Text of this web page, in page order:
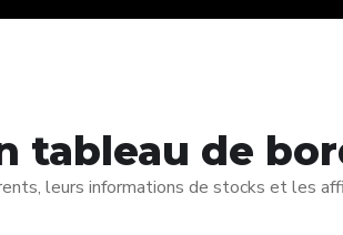
tableau de
leurs informations de stocks et les